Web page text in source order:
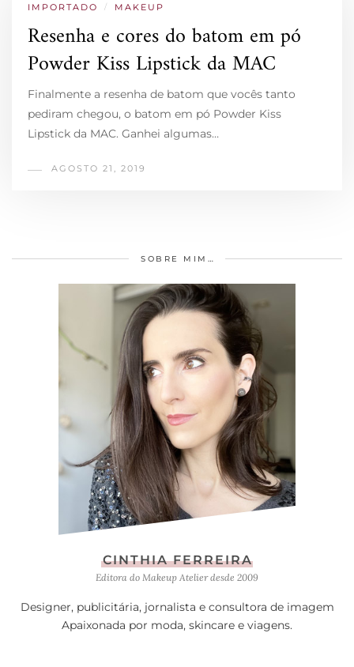
IMPORTADO / MAKEUP
Resenha e cores do batom em pó
Powder Kiss Lipstick da MAC
Finalmente a resenha de batom que vocês tanto
pediram chegou, o batom em pó Powder Kiss
Lipstick da MAC. Ganhei algumas…
AGOSTO 21, 2019
SOBRE MIM…
CINTHIA FERREIRA
Editora do Makeup Atelier desde 2009
Designer, publicitária, jornalista e consultora de imagem
Apaixonada por moda, skincare e viagens.